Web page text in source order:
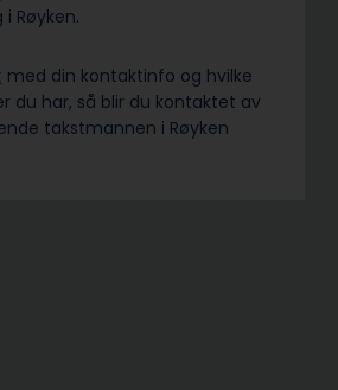
Røyken.
med din kontaktinfo og hvilke
du har, så blir du kontaktet av
takstmannen i Røyken